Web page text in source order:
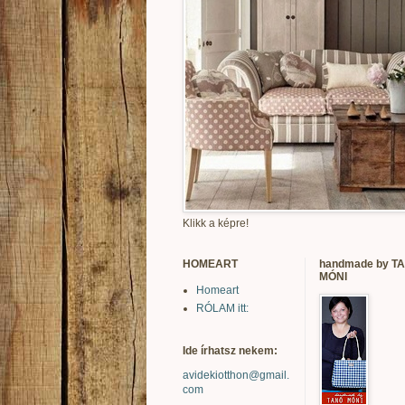
Klikk a képre!
HOMEART
Homeart
RÓLAM itt:
Ide írhatsz nekem:
avidekiotthon@gmail.
com
handmade by
MÓNI